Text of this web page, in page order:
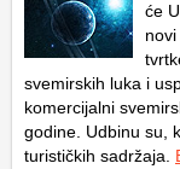
će
svemirskih luka i
komercijalni
godine. Udbinu su,
turističkih sadržaja.